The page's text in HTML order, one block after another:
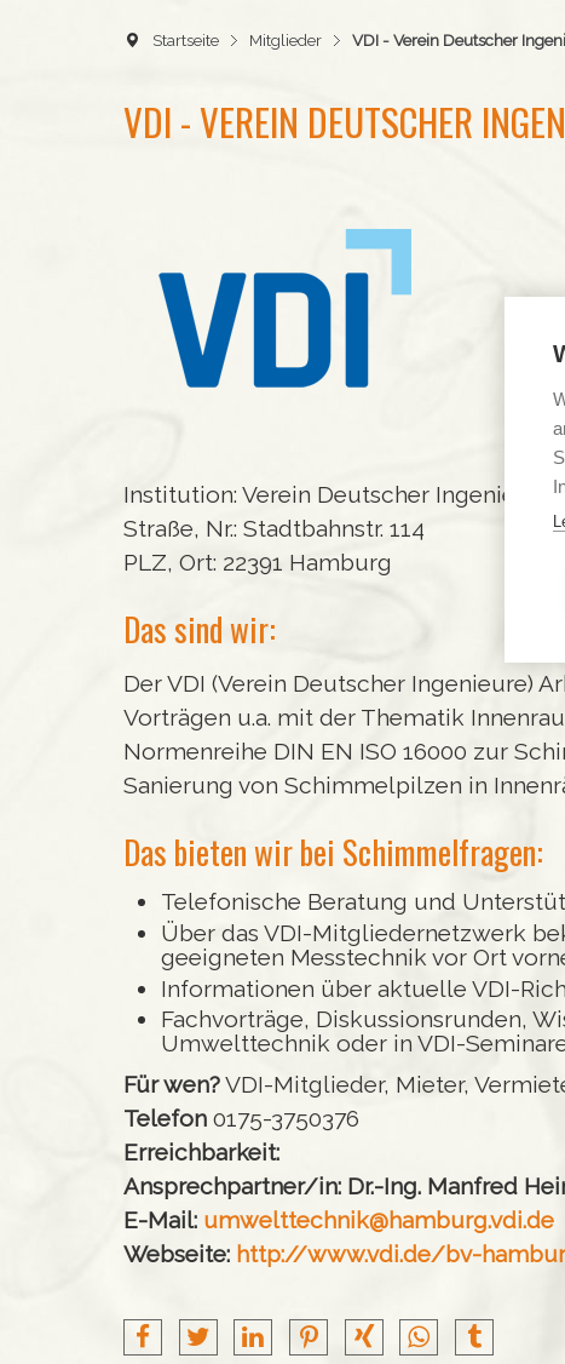
Startseite Mitglieder VDI - Verein Deutscher
VDI - VEREIN DEUTSCHER
Institution: Verein Deutscher
Straße, Nr.: Stadtbahnstr. 114
PLZ, Ort: 22391 Hamburg
Das sind wir:
Der VDI (Verein Deutscher Ingenieure)
Vorträgen u.a. mit der Thematik
Normenreihe DIN EN ISO 16000 zur
Sanierung von Schimmelpilzen in
Das bieten wir bei Schimmelfragen:
Telefonische Beratung und
Über das VDI-Mitgliedernetzwerk
geeigneten Messtechnik vor Ort
Informationen über aktuelle VDI-
Fachvorträge, Diskussionsrunden,
Umwelttechnik oder in VDI-
Für wen?VDI-Mitglieder, Mieter,
Telefon 0175-3750376
Erreichbarkeit:
Ansprechpartner/in: Dr.-Ing. Manfred
E-Mail: umwelttechnik@hamburg.vdi.de
Webseite: http://www.vdi.de/bv-